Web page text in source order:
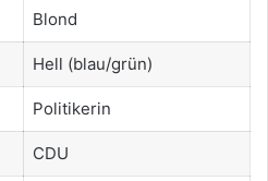
Blond
Hell (blau/grün)
Politikerin
CDU